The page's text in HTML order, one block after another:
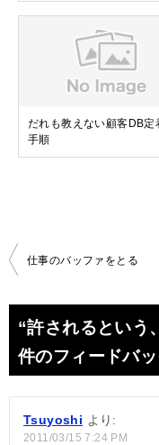
だれも教えない顧客DB定
手順
投
ビ
ゲ
シ
仕事のバッファをとる
“許されるという
件のフィードバッ
Tsuyoshi より:
2011/03/15 7:24 PM